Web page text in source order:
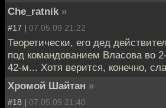
Che_ratnik »
#17 | 07.05.09 21:22
Теоретически, его дед
под командованием Власова во
42-м... Хотя верится, конечно,
Хромой Шайтан »
#18 | 07.05.09 21:40